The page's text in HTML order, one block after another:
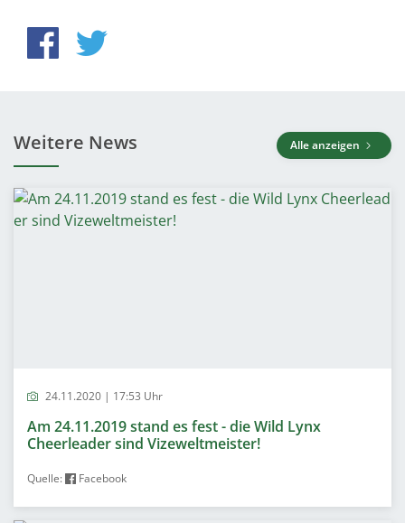
Weitere News Alle anzeigen
24.11.2020 | 17:53 Uhr
Am 24.11.2019 stand es fest - die Wild Lynx
Cheerleader sind Vizeweltmeister!
Quelle: Facebook